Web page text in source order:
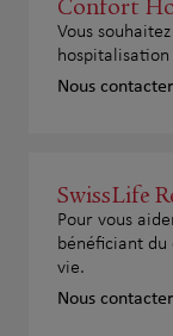
Confort
Vous
Nous contacter
SwissLife
Pour vous
bénéficiant du
vie.
Nous contacter